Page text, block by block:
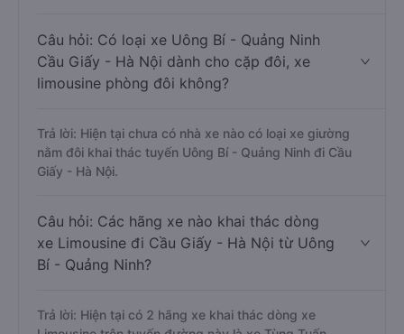
Câu hỏi: Có loại xe Uông Bí - Quảng Ninh
Cầu Giấy - Hà Nội dành cho cặp đôi, xe
limousine phòng đôi không?
Trả lời: Hiện tại chưa có nhà xe nào có loại xe giường
nằm đôi khai thác tuyến Uông Bí - Quảng Ninh đi Cầu
Giấy - Hà Nội.
Câu hỏi: Các hãng xe nào khai thác dòng
xe Limousine đi Cầu Giấy - Hà Nội từ Uông
Bí - Quảng Ninh?
Trả lời: Hiện tại có 2 hãng xe khai thác dòng xe